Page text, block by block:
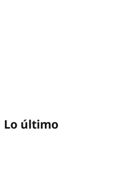
Lo último